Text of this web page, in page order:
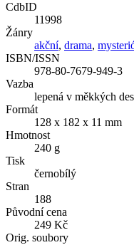
CdbID
11998
Žánry
akční, drama,
ISBN/ISSN
978-80-7679-949-3
Vazba
lepená v měkkých
Formát
128 x 182 x 11 mm
Hmotnost
240 g
Tisk
černobílý
Stran
188
Původní cena
249 Kč
Orig. soubory